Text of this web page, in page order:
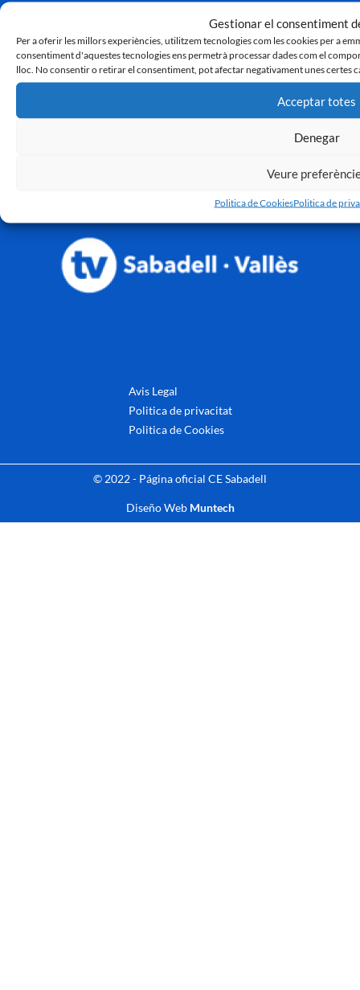
Gestionar el consentiment
Per a oferir les millors experiències, utilitzem tecnologies com les cookies per a
consentiment d'aquestes tecnologies ens permetrà processar dades com el
lloc. No consentir o retirar el consentiment, pot afectar negativament unes certes
Acceptar totes
Denegar
Veure
Politica de CookiesPolitica de
Avis Legal
Politica de privacitat
Politica de Cookies
© 2022 - Página oficial CE Sabadell
Diseño Web Muntech